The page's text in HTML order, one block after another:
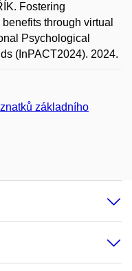
Fostering
through virtual
Psychological
(InPACT2024). 2024.
základního